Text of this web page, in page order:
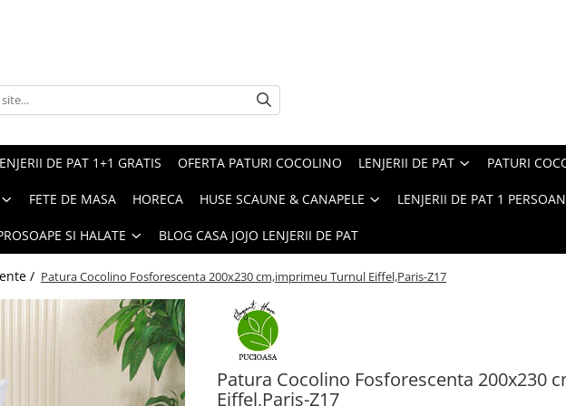
DE PAT 1+1 GRATIS OFERTA PATURI COCOLINO LENJERII DE PAT PATURI
FETE DE MASA HORECA HUSE SCAUNE & CANAPELE LENJERII DE PAT 1
SI HALATE BLOG CASA JOJO LENJERII DE PAT
/ Patura Cocolino Fosforescenta 200x230 cm,imprimeu Turnul Eiffel,Paris-Z17
Patura Cocolino Fosforescenta 200x230
Eiffel,Paris-Z17